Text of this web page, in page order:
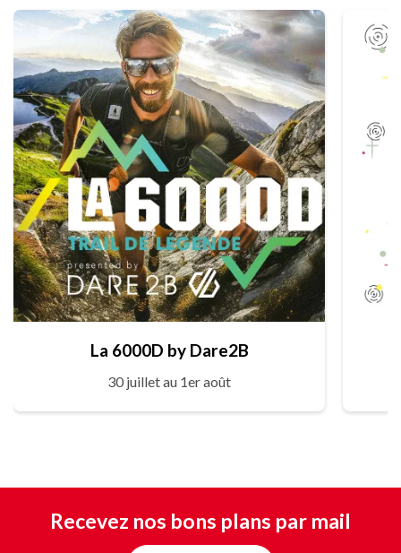
La 6000D by Dare2B
30 juillet au 1er août
Recevez nos bons plans par mail